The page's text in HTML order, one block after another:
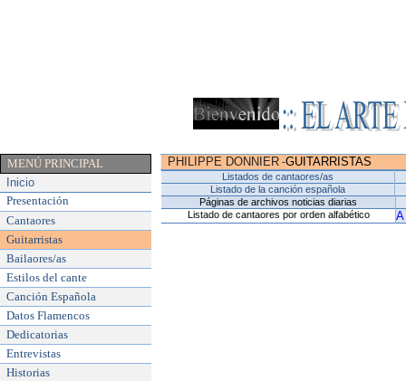
MENÚ PRINCIPAL
Inicio
Presentación
Cantaores
Guitarristas
Bailaores/as
Estilos del cante
Canción Española
Datos Flamencos
Dedicatorias
Entrevistas
Historias
PHILIPPE DONNIER -GUITARRISTAS
Listados de cantaores/as
Listado de la canción española
Páginas de archivos noticias diarias
Listado de cantaores por orden alfabético
A